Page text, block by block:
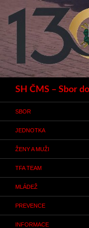
SH ČMS – Sbor
SBOR
JEDNOTKA
ŽENY A MUŽI
TFA TEAM
MLÁDEŽ
PREVENCE
INFORMACE